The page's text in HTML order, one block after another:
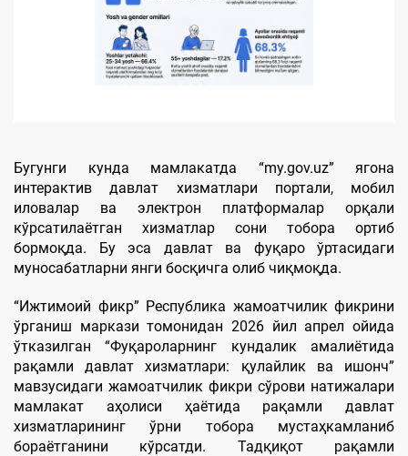
Бугунги кунда мамлакатда “my.gov.uz” ягона
интерактив давлат хизматлари портали, мобил
иловалар ва электрон платформалар орқали
кўрсатилаётган хизматлар сони тобора ортиб
бормоқда. Бу эса давлат ва фуқаро ўртасидаги
муносабатларни янги босқичга олиб чиқмоқда.
“Ижтимоий фикр” Республика жамоатчилик фикрини
ўрганиш маркази томонидан 2026 йил апрел ойида
ўтказилган “Фуқароларнинг кундалик амалиётида
рақамли давлат хизматлари: қулайлик ва ишонч”
мавзусидаги жамоатчилик фикри сўрови натижалари
мамлакат аҳолиси ҳаётида рақамли давлат
хизматларининг ўрни тобора мустаҳкамланиб
бораётганини кўрсатди. Тадқиқот рақамли